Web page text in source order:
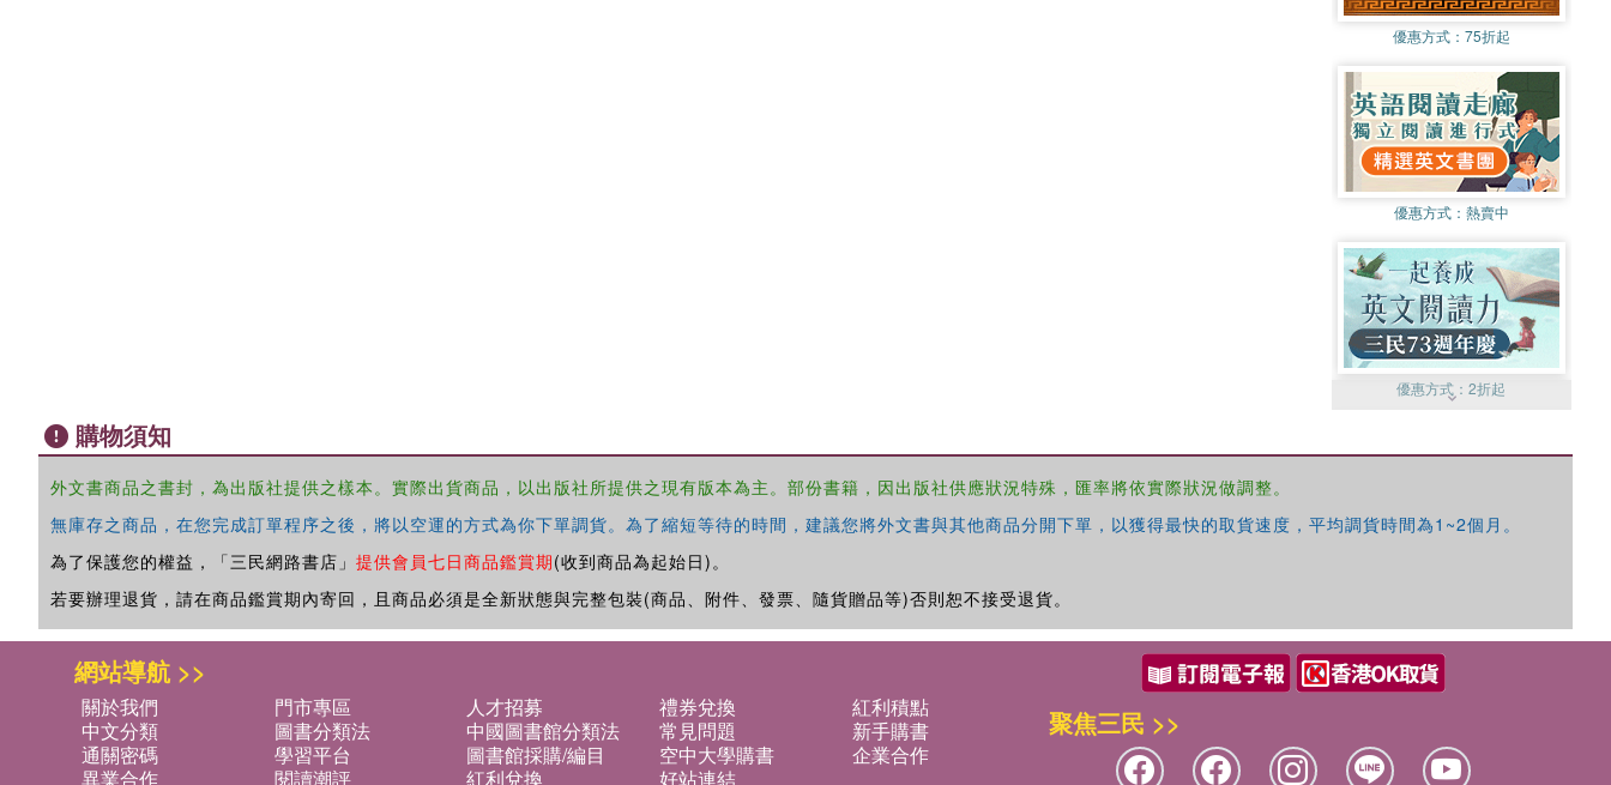
優惠方式： 75折起
優惠方式： 熱賣中
優惠方式：2折起
購物須知
外文書商品之書封，為出版社提供之樣本。實際出貨商品，以出版社所提供之現有版本為主。部份書籍，因出版社供應狀況特殊，匯率將依實際狀況做調整。
無庫存之商品，在您完成訂單程序之後，將以空運的方式為你下單調貨。為了縮短等待的時間，建議您將外文書與其他商品分開下單，以獲得最快的取貨速度，平均調貨時間為1~2個月。
為了保護您的權益，「三民網路書店」 提供會員七日商品鑑賞期(收到商品為起始日)。
若要辦理退貨，請在商品鑑賞期內寄回，且商品必須是全新狀態與完整包裝(商品、附件、發票、隨貨贈品等)否則恕不接受退貨。
網站導航 >>
關於我們 門市專區 人才招募 禮券兌換
紅利積點
中文分類
圖書分類法 中國圖書館分類法 常見問題
新手購書
通關密碼
學習平台 圖書館採購/編目 空中大學購書
企業合作
異業合作
閱讀潮評 紅利兌換 好站連結
聚焦三民 >>